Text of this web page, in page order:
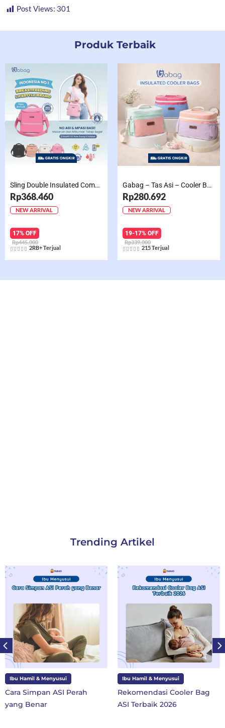
Post Views: 301
Produk Terbaik
Sling Double Insulated Compartment Cappucino Black, Creamy, Salem, Chocolate
Rp368.460
NEW ARRIVAL
17% OFF
Rp445.000
     Rated
2RB+ Terjual
Gabag – Tas Asi – Cooler Bag Sling Single Compartment Mint Grape Bubble
Rp280.692
NEW ARRIVAL
19-17% OFF
Rp339.000
     Rated
215 Terjual
Trending Artikel
Ibu Hamil & Menyusui
Rekomendasi Cooler Bag
ASI Terbaik 2026
Ibu dan Anak
10 Perlengkapan Sekolah
SD Kelas 1 di Tahun Ajaran